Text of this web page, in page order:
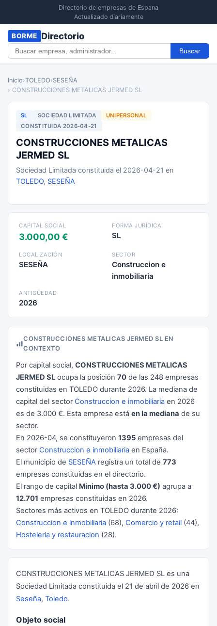
Directorio de empresas de Espana
Actualizado diariamente
BORME Directorio
Buscar
Inicio›TOLEDO›SESEÑA
› CONSTRUCCIONES METALICAS JERMED SL
SL SOCIEDAD LIMITADA
UNIPERSONAL
CONSTITUIDA 2026-04-21
CONSTRUCCIONES METALICAS
JERMED SL
Sociedad Limitada constituida el 2026-04-21 en
TOLEDO, SESEÑA
CAPITAL SOCIAL
3.000,00 €
FORMA JURÍDICA
SL
LOCALIZACIÓN
SESEÑA
SECTOR
Construccion e
inmobiliaria
ANTIGÜEDAD
2026
CONSTRUCCIONES METALICAS JERMED SL EN
CONTEXTO
Por capital social, CONSTRUCCIONES METALICAS
JERMED SL ocupa la posición 70 de las 248 empresas
constituidas en TOLEDO durante 2026. La mediana de
capital del sector Construccion e inmobiliaria en 2026
es de 3.000 €. Esta empresa está en la mediana de su
sector.
En 2026-04, se constituyeron 1395 empresas del
sector Construccion e inmobiliaria en España.
El municipio de SESEÑA registra un total de 773
empresas constituidas en el directorio.
El rango de capital Minimo (hasta 3.000 €) agrupa a
12.701 empresas constituidas en 2026.
Sectores más activos en TOLEDO durante 2026:
Construccion e inmobiliaria (68), Comercio y retail (44),
Hosteleria y restauracion (28).
CONSTRUCCIONES METALICAS JERMED SL es una
Sociedad Limitada constituida el 21 de abril de 2026 en
Seseña, Toledo.
Objeto social